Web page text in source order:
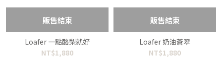
販售結束
Loafer 一點酪梨就好
NT$1,880
販售結束
Loafer 奶油蒼翠
NT$1,880